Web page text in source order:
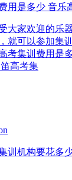
用是多少 音乐
大家欢迎的乐
就可以参加集
考集训费用是
高考集
训机构要花多